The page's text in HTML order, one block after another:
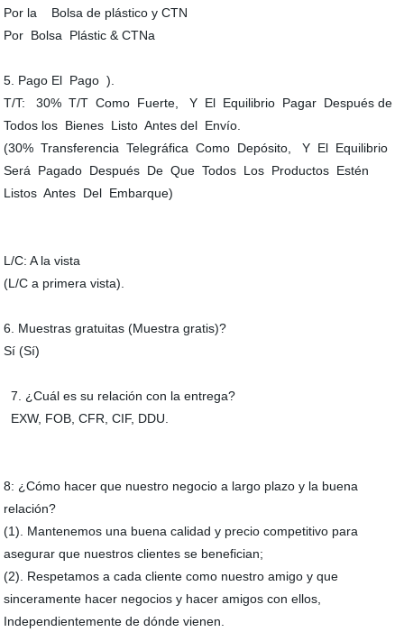
Por la Bolsa de plástico y CTN
Por Bolsa Plástic & CTNa
5. Pago El Pago ).
T/T: 30% T/T Como Fuerte, Y El Equilibrio Pagar Después de
Todos los Bienes Listo Antes del Envío.
(30% Transferencia Telegráfica Como Depósito, Y El Equilibrio
Será Pagado Después De Que Todos Los Productos Estén
Listos Antes Del Embarque)
L/C: A la vista
(L/C a primera vista).
6. Muestras gratuitas (Muestra gratis)?
Sí (Sí)
7. ¿Cuál es su relación con la entrega?
EXW, FOB, CFR, CIF, DDU.
8: ¿Cómo hacer que nuestro negocio a largo plazo y la buena
relación?
(1). Mantenemos una buena calidad y precio competitivo para
asegurar que nuestros clientes se benefician;
(2). Respetamos a cada cliente como nuestro amigo y que
sinceramente hacer negocios y hacer amigos con ellos,
Independientemente de dónde vienen.